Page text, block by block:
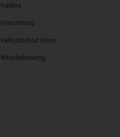
Kariéra
Franchising
Velkoobchod Orion
Whistleblowing